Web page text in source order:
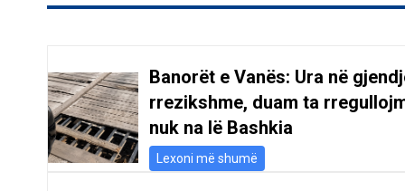
Banorët e Vanës: Ura në
rrezikshme, duam ta
nuk na lë Bashkia
Lexoni më shumë